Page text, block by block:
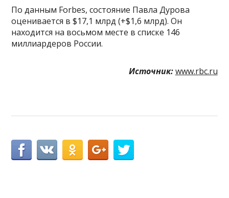
По данным Forbes, состояние Павла Дурова
оценивается в $17,1 млрд (+$1,6 млрд). Он
находится на восьмом месте в списке 146
миллиардеров России.
Источник: www.rbc.ru